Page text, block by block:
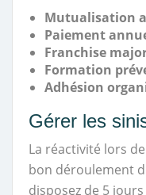
Mutualisation
Paiement
Franchise
Formation
Adhésion
Gérer les
La réactivité lors
bon déroulement
disposez de 5